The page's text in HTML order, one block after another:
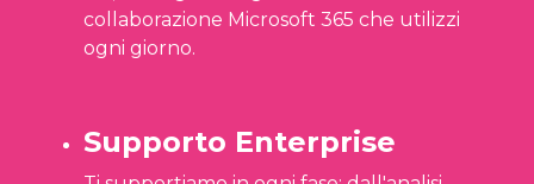
collaborazione Microsoft 365 che utilizzi
ogni giorno.
Supporto Enterprise